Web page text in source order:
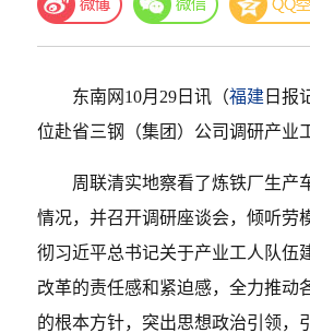
东南网10月29日讯（福建 日报
位赴省三钢（集团）公司调研产业
周联清实地察看了炼铁厂生产
情况，并召开调研座谈会，倾听劳
彻习近平总书记关于产业工人队伍
改革的责任感和紧迫感，全力推动
的根本方针，突出思想政治引领，